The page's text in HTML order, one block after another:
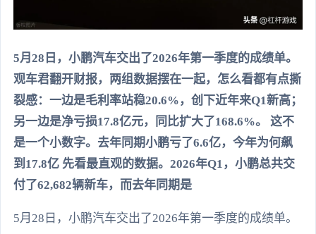
5月28日，小鹏汽车交出了2026年第一季度的成绩单。
观车君翻开财报，两组数据摆在一起，怎么看都有点撕
裂感：一边是毛利率站稳20.6%，创下近年来Q1新高；
另一边是净亏损17.8亿元，同比扩大了168.6%。 这不
是一个小数字。去年同期小鹏亏了6.6亿，今年为何飙
到17.8亿 先看最直观的数据。2026年Q1，小鹏总共交
付了62,682辆新车，而去年同期是
5月28日，小鹏汽车交出了2026年第一季度的成绩单。